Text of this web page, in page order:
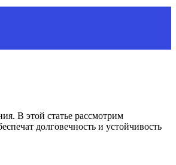
В этой статье рассмотрим
долговечность и устойчивость